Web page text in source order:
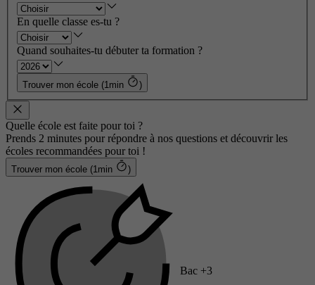
En quelle classe es-tu ?
Quand souhaites-tu débuter ta formation ?
Trouver mon école (1min )
Quelle école est faite pour toi ?
Prends 2 minutes pour répondre à nos questions et découvrir les
écoles recommandées pour toi !
Trouver mon école (1min )
Bac +3